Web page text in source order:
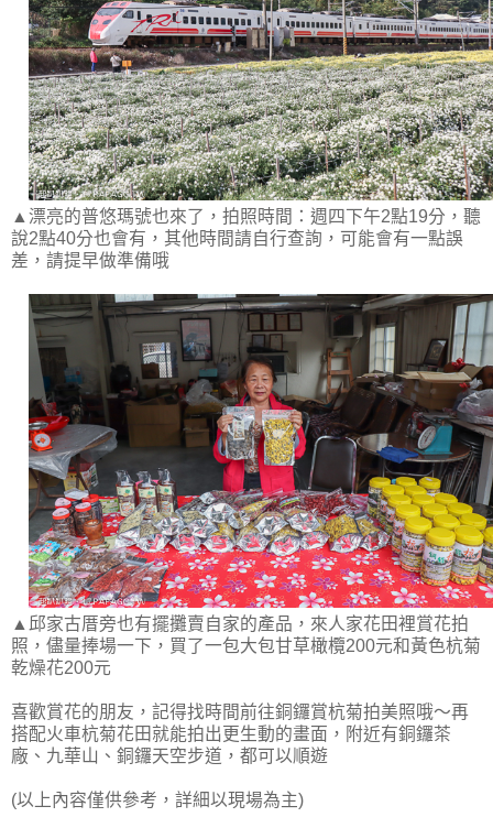
▲漂亮的普悠瑪號也來了，拍照時間：週四下午2點19分，聽
說2點40分也會有，其他時間請自行查詢，可能會有一點誤
差，請提早做準備哦
▲邱家古厝旁也有擺攤賣自家的產品，來人家花田裡賞花拍
照，儘量捧場一下，買了一包大包甘草橄欖200元和黃色杭菊
乾燥花200元
喜歡賞花的朋友，記得找時間前往銅鑼賞杭菊拍美照哦～再
搭配火車杭菊花田就能拍出更生動的畫面，附近有銅鑼茶
廠、九華山、銅鑼天空步道，都可以順遊
(以上內容僅供參考，詳細以現場為主)